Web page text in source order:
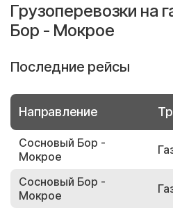
Грузоперевозки на
Бор - Мокрое
Последние рейсы
Направление
Сосновый Бор -
Мокрое
Сосновый Бор -
Мокрое